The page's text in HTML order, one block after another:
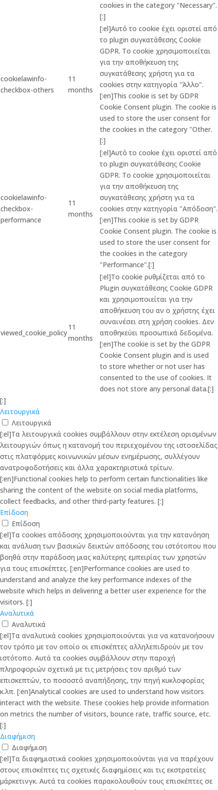
cookies in the category "Necessary".
[:]
cookielawinfo-
checkbox-others
11
months
[:el]Αυτό το cookie έχει οριστεί από
το plugin συγκατάθεσης Cookie
GDPR. Το cookie χρησιμοποιείται
για την αποθήκευση της
συγκατάθεσης χρήστη για τα
cookies στην κατηγορία "Άλλο".
[:en]This cookie is set by GDPR
Cookie Consent plugin. The cookie is
used to store the user consent for
the cookies in the category "Other.
[:]
cookielawinfo-
checkbox-
performance
11
months
[:el]Αυτό το cookie έχει οριστεί από
το plugin συγκατάθεσης Cookie
GDPR. Το cookie χρησιμοποιείται
για την αποθήκευση της
συγκατάθεσης χρήστη για τα
cookies στην κατηγορία "Απόδοση".
[:en]This cookie is set by GDPR
Cookie Consent plugin. The cookie is
used to store the user consent for
the cookies in the category
"Performance".[:]
viewed_cookie_policy
11
months
[:el]Το cookie ρυθμίζεται από το
Plugin συγκατάθεσης Cookie GDPR
και χρησιμοποιείται για την
αποθήκευση του αν ο χρήστης έχει
συναινέσει στη χρήση cookies. Δεν
αποθηκεύει προσωπικά δεδομένα.
[:en]The cookie is set by the GDPR
Cookie Consent plugin and is used
to store whether or not user has
consented to the use of cookies. It
does not store any personal data.[:]
[:]
Λειτουργικά
Λειτουργικά
[:el]Τα λειτουργικά cookies συμβάλλουν στην εκτέλεση ορισμένων
λειτουργιών όπως η κατανομή του περιεχομένου της ιστοσελίδας
στις πλατφόρμες κοινωνικών μέσων ενημέρωσης, συλλέγουν
ανατροφοδοτήσεις και άλλα χαρακτηριστικά τρίτων.
[:en]Functional cookies help to perform certain functionalities like
sharing the content of the website on social media platforms,
collect feedbacks, and other third-party features. [:]
Επίδοση
Επίδοση
[:el]Τα cookies απόδοσης χρησιμοποιούνται για την κατανόηση
και ανάλυση των βασικών δεικτών απόδοσης του ιστότοπου που
βοηθά στην παράδοση μιας καλύτερης εμπειρίας των χρηστών
για τους επισκέπτες. [:en]Performance cookies are used to
understand and analyze the key performance indexes of the
website which helps in delivering a better user experience for the
visitors. [:]
Αναλυτικά
Αναλυτικά
[:el]Τα αναλυτικά cookies χρησιμοποιούνται για να κατανοήσουν
τον τρόπο με τον οποίο οι επισκέπτες αλληλεπιδρούν με τον
ιστότοπο. Αυτά τα cookies συμβάλλουν στην παροχή
πληροφοριών σχετικά με τις μετρήσεις τον αριθμό των
επισκεπτών, το ποσοστό αναπήδησης, την πηγή κυκλοφορίας
κ.λπ. [:en]Analytical cookies are used to understand how visitors
interact with the website. These cookies help provide information
on metrics the number of visitors, bounce rate, traffic source, etc.
[:]
Διαφήμιση
Διαφήμιση
[:el]Τα διαφημιστικά cookies χρησιμοποιούνται για να παρέχουν
στους επισκέπτες τις σχετικές διαφημίσεις και τις εκστρατείες
μάρκετινγκ. Αυτά τα cookies παρακολουθούν τους επισκέπτες σε